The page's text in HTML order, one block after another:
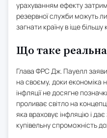
урахуванням ефекту
резервної служби можуть
загнати країну в іще більшу
Що таке
Глава ФРС Дж. Пауелл
на своєму, доки економіка
інфляції не досягне
проливає світло на
яка враховує інфляцію і
купівельну спроможність